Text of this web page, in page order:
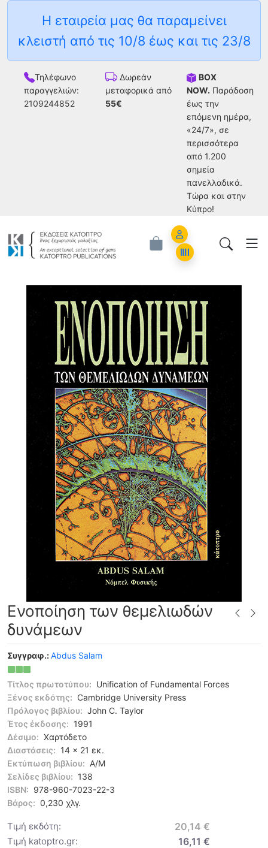
Η εταιρεία μας θα παραμείνει
κλειστή από τις 10/8 έως και τις 23/8
Τηλέφωνο
παραγγελιών:
2109244852
Δωρεάν
μεταφορικά από
55€
BOX
NOW. Παράδοση
έως την
επόμενη ημέρα,
«24/7», σε
περισσότερα
από 1.200
σημεία
πανελλαδικά.
Tώρα και στην
Κύπρο!
Account
Orders
Ενοποίηση των θεμελιωδών
δυνάμεων
Συγγραφ.:Abdus Salam
Τίτλος πρωτοτύπου: Unification of Fundamental Forces
Ξένος εκδότης: Cambridge University Press
Πρόλογος βιβλίου: John C. Taylor
Έτος έκδοσης: 1991
Δέσιμο: Χαρτόδετο
Διαστάσεις: 14 x 21 εκ.
Εκτύπωση βιβλίου: Α/Μ
Σελίδες βιβλίου: 138
ISBN: 978-960-7023-22-3
Βάρος: 0,230 χλγ.
Τιμή εκδότη: 20,14 €
Τιμή katoptro.gr: 16,11 €